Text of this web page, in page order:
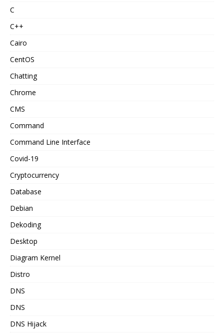
C
C++
Cairo
CentOS
Chatting
Chrome
CMS
Command
Command Line Interface
Covid-19
Cryptocurrency
Database
Debian
Dekoding
Desktop
Diagram Kernel
Distro
DNS
DNS
DNS Hijack